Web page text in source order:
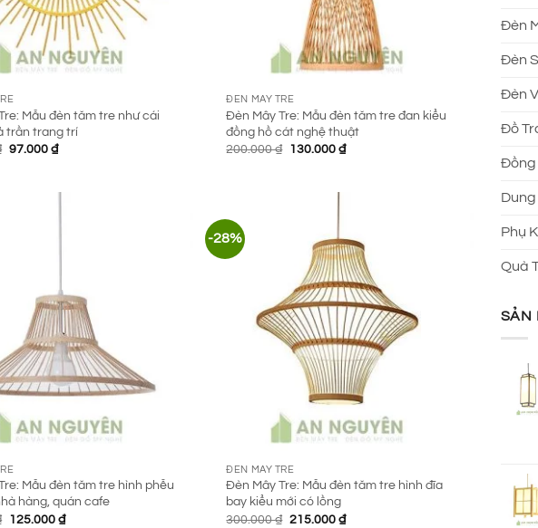
Mẫu đèn tăm tre như cái
trần trang trí
Giá
97.000 ₫Giá
ĐÈN MÂY TRE
Đèn Mây Tre: Mẫu đèn tăm tre đan kiểu
đồng hồ cát nghệ thuật
200.000₫ Giá
130.000 ₫Giá
Mẫu đèn tăm tre hình phễu
hàng, quán cafe
Giá
125.000 ₫Giá
-28%
ĐÈN MÂY TRE
Đèn Mây Tre: Mẫu đèn tăm tre hình đĩa
bay kiểu mới có lồng
300.000₫ Giá
215.000 ₫Giá
Đèn
Đèn
Đèn
Đồ
Đồng
Phụ
Quà
SẢN